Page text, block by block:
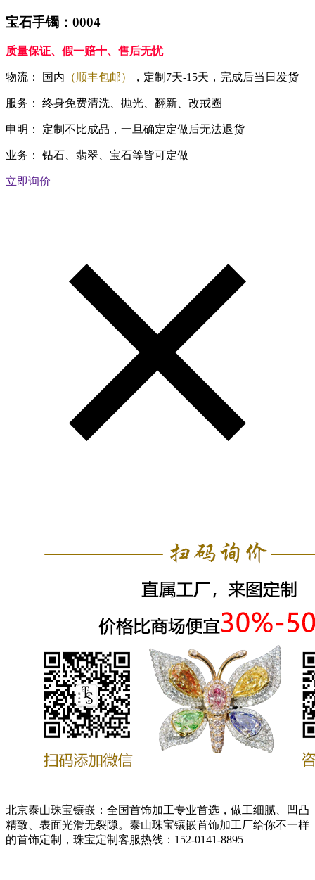
宝石手镯：0004
质量保证、假一赔十、售后无忧
物流： 国内 （顺丰包邮） ，定制7天-15天，完成后当日发货
服务： 终身免费清洗、抛光、翻新、改戒圈
申明： 定制不比成品，一旦确定定做后无法退货
业务： 钻石、翡翠、宝石等皆可定做
立即询价
北京泰山珠宝镶嵌：全国首饰加工专业首选，做工细腻、凹凸
精致、表面光滑无裂隙。泰山珠宝镶嵌首饰加工厂给你不一样
的首饰定制，珠宝定制客服热线：152-0141-8895